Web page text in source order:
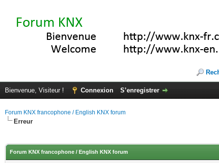
Bienvenue, Visiteur ! Connexion S’enregistrer
Forum KNX francophone / English KNX forum
Erreur
Forum KNX francophone / English KNX forum